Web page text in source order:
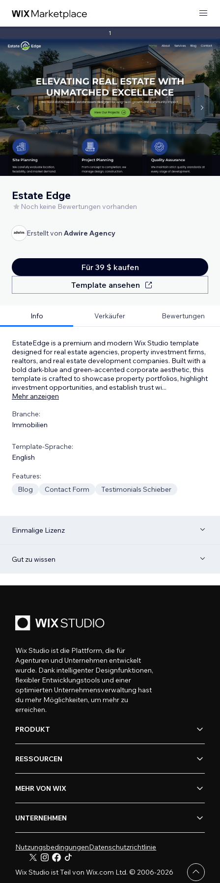
1
Estate Edge
Noch keine Bewertungen vorhanden
Erstellt von Adwire Agency
Für 39 $ kaufen
Template ansehen
Info Verkäufer Bewertungen
EstateEdge is a premium and modern Wix Studio template
designed for real estate agencies, property investment firms,
realtors, and real estate development companies. Built with a
bold dark-blue and green-accented corporate aesthetic, this
template is crafted to showcase property portfolios, highlight
investment opportunities, and establish trust wi...
Mehr anzeigen
Branche:
Immobilien
Template-Sprache:
English
Features:
Blog
Contact Form Testimonials Schieber
Einmalige Lizenz
Gut zu wissen
Wix Studio ist die Plattform, die für
Agenturen und Unternehmen entwickelt
wurde. Dank intelligenter Designfunktionen,
flexibler Entwicklungstools und einer
optimierten Unternehmensverwaltung hast
du mehr Möglichkeiten, um mehr zu
erreichen.
PRODUKT
RESSOURCEN
MEHR VON WIX
UNTERNEHMEN
NutzungsbedingungenDatenschutzrichtlinie
Wix Studio ist Teil von Wix.com Ltd. © 2006-2026